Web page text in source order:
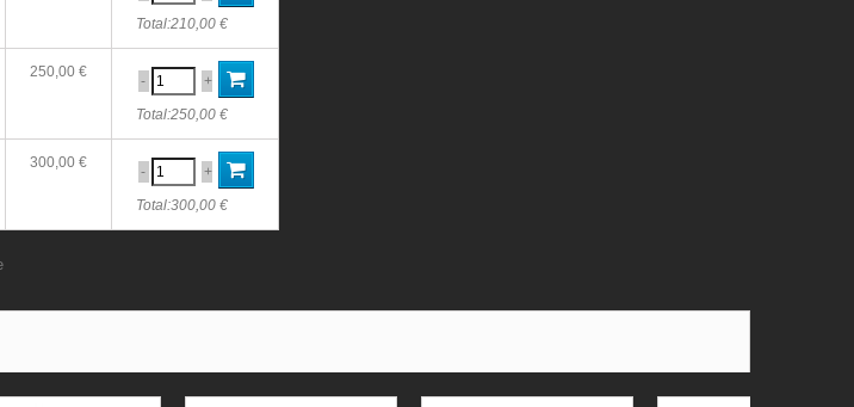
Total:210,00 €
250,00 €
-
+
Total:250,00 €
300,00 €
-
+
Total:300,00 €